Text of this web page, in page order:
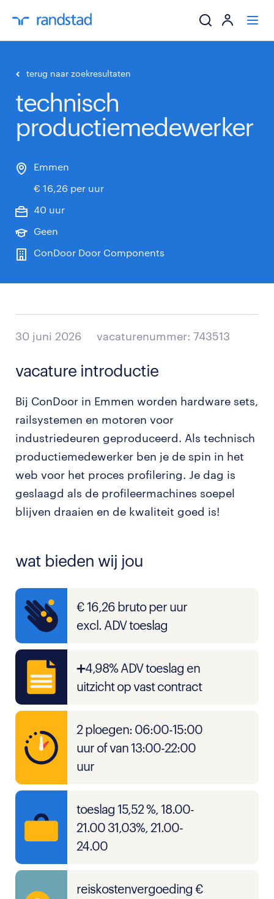
mijn carrière
terug naar zoekresultaten
technisch
productiemedewerker
Emmen
€ 16,26 per uur
40 uur
Geen
ConDoor Door Components
30 juni 2026 vacaturenummer: 743513
vacature introductie
Bij ConDoor in Emmen worden hardware sets,
railsystemen en motoren voor
industriedeuren geproduceerd. Als technisch
productiemedewerker ben je de spin in het
web voor het proces profilering. Je dag is
geslaagd als de profileermachines soepel
blijven draaien en de kwaliteit goed is!
wat bieden wij jou
€ 16,26 bruto per uur
excl. ADV toeslag
➕4,98% ADV toeslag en
uitzicht op vast contract
2 ploegen: 06:00-15:00
uur of van 13:00-22:00
uur
toeslag 15,52 %, 18.00-
21.00 31,03%, 21.00-
24.00
reiskostenvergoeding €